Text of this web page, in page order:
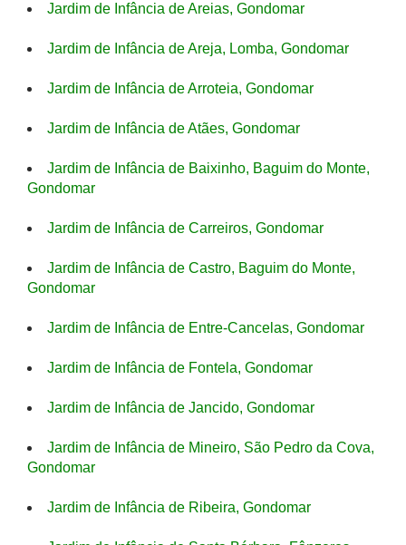
Jardim de Infância de Areias, Gondomar
Jardim de Infância de Areja, Lomba, Gondomar
Jardim de Infância de Arroteia, Gondomar
Jardim de Infância de Atães, Gondomar
Jardim de Infância de Baixinho, Baguim do Monte,
Gondomar
Jardim de Infância de Carreiros, Gondomar
Jardim de Infância de Castro, Baguim do Monte,
Gondomar
Jardim de Infância de Entre-Cancelas, Gondomar
Jardim de Infância de Fontela, Gondomar
Jardim de Infância de Jancido, Gondomar
Jardim de Infância de Mineiro, São Pedro da Cova,
Gondomar
Jardim de Infância de Ribeira, Gondomar